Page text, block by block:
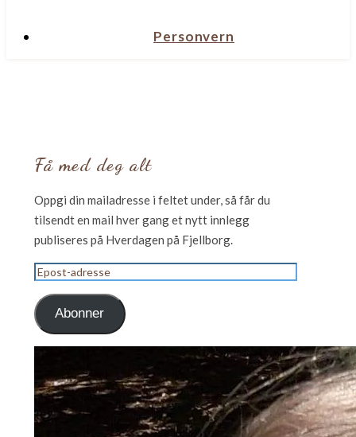
Personvern
Få med deg alt
Oppgi din mailadresse i feltet under, så får du
tilsendt en mail hver gang et nytt innlegg
publiseres på Hverdagen på Fjellborg.
Epost-
adresse
Abonner